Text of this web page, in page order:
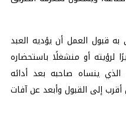
به قبول العمل أن يؤديه العبد
لرؤيته أو منشغلًا باستحضاره
الذي ينساه صاحبه بعد أدائه
إلى القبول وأبعد عن آفات